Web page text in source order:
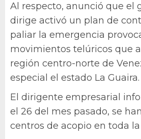
Al respecto, anunció que el
dirige activó un plan de
paliar la emergencia
movimientos telúricos que
región centro-norte de
especial el estado La Guaira.
El dirigente empresarial
el 26 del mes pasado, se
centros de acopio en toda